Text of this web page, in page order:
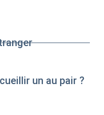
un au pair ?